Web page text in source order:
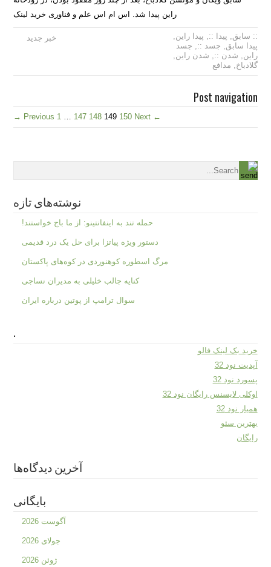
راین ‏پیدا شد.‏ اس ام اس علم و فناوری خرید لینک
خبر جدید :: سابق, پیدا ::, پیدا راین,
پیدا سابق, جسد ::, جسد
راین, شدن ::, شدن راین,
گلادباخ, مدافع
Post navigation
← Previous
1 … 147 148 149 150 Next →
نوشته‌های تازه
حمله تند به اینفانتینو: از ما باج خواستند!
دستور ویژه پیاتزا برای حل یک درد قدیمی
مرگ اسطوره کوهنوردی در کوه‌های پاکستان
کنایه جالب خلیلی به مدیران نساجی
سوال ترامپ از پوتین درباره ایران
.
خرید بک لینک فالو
آپدیت نود 32
پسورد نود 32
اوکلی لایسنس رایگان نود 32
همیار نود 32
بهترین سئو
رایگان
آخرین دیدگاه‌ها
بایگانی
آگوست 2026
جولای 2026
ژوئن 2026